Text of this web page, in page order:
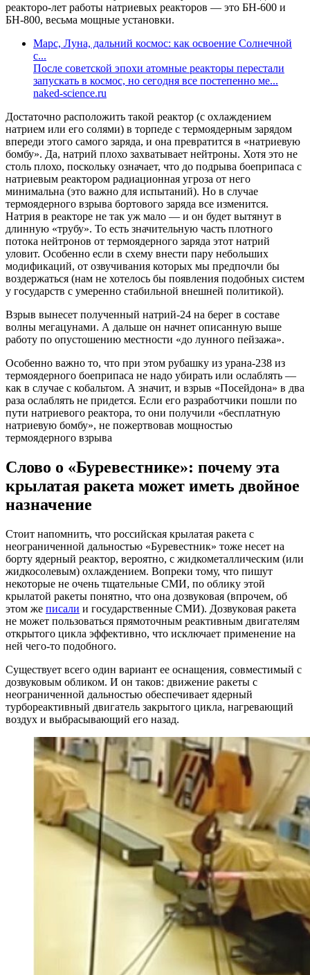
реакторо-лет работы натриевых реакторов — это БН-600 и
БН-800, весьма мощные установки.
Марс, Луна, дальний космос: как освоение Солнечной
с...
После советской эпохи атомные реакторы перестали
запускать в космос, но сегодня все постепенно ме...
naked-science.ru
Достаточно расположить такой реактор (с охлаждением
натрием или его солями) в торпеде с термоядерным зарядом
впереди этого самого заряда, и она превратится в «натриевую
бомбу». Да, натрий плохо захватывает нейтроны. Хотя это не
столь плохо, поскольку означает, что до подрыва боеприпаса с
натриевым реактором радиационная угроза от него
минимальна (это важно для испытаний). Но в случае
термоядерного взрыва бортового заряда все изменится.
Натрия в реакторе не так уж мало — и он будет вытянут в
длинную «трубу». То есть значительную часть плотного
потока нейтронов от термоядерного заряда этот натрий
уловит. Особенно если в схему внести пару небольших
модификаций, от озвучивания которых мы предпочли бы
воздержаться (нам не хотелось бы появления подобных систем
у государств с умеренно стабильной внешней политикой).
Взрыв вынесет полученный натрий-24 на берег в составе
волны мегацунами. А дальше он начнет описанную выше
работу по опустошению местности «до лунного пейзажа».
Особенно важно то, что при этом рубашку из урана-238 из
термоядерного боеприпаса не надо убирать или ослаблять —
как в случае с кобальтом. А значит, и взрыв «Посейдона» в два
раза ослаблять не придется. Если его разработчики пошли по
пути натриевого реактора, то они получили «бесплатную
натриевую бомбу», не пожертвовав мощностью
термоядерного взрыва
Слово о «Буревестнике»: почему эта
крылатая ракета может иметь двойное
назначение
Стоит напомнить, что российская крылатая ракета с
неограниченной дальностью «Буревестник» тоже несет на
борту ядерный реактор, вероятно, с жидкометаллическим (или
жидкосолевым) охлаждением. Вопреки тому, что пишут
некоторые не очень тщательные СМИ, по облику этой
крылатой ракеты понятно, что она дозвуковая (впрочем, об
этом же писали и государственные СМИ). Дозвуковая ракета
не может пользоваться прямоточным реактивным двигателям
открытого цикла эффективно, что исключает применение на
ней чего-то подобного.
Существует всего один вариант ее оснащения, совместимый с
дозвуковым обликом. И он таков: движение ракеты с
неограниченной дальностью обеспечивает ядерный
турбореактивный двигатель закрытого цикла, нагревающий
воздух и выбрасывающий его назад.